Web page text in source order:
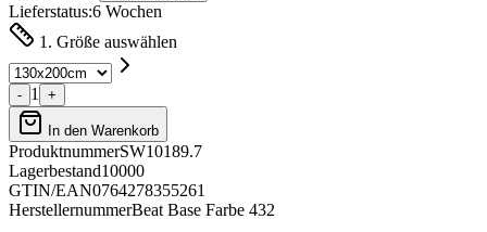
Lieferstatus:6 Wochen
1. Größe auswählen
- 1 +
In den Warenkorb
ProduktnummerSW10189.7
Lagerbestand10000
GTIN/EAN0764278355261
HerstellernummerBeat Base Farbe 432